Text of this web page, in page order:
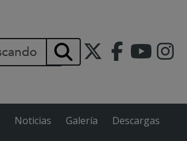
Buscar
Noticias Galería Descargas